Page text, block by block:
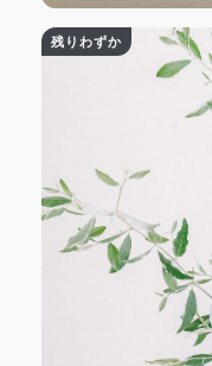
残りわずか